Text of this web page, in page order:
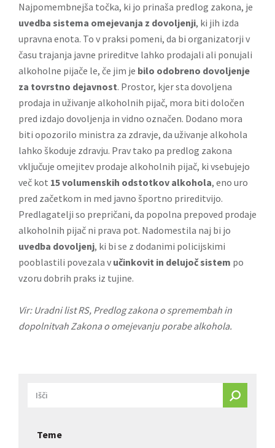
Najpomembnejša točka, ki jo prinaša predlog zakona, je
uvedba sistema omejevanja z dovoljenji, ki jih izda
upravna enota. To v praksi pomeni, da bi organizatorji v
času trajanja javne prireditve lahko prodajali ali ponujali
alkoholne pijače le, če jim je bilo odobreno dovoljenje
za tovrstno dejavnost. Prostor, kjer sta dovoljena
prodaja in uživanje alkoholnih pijač, mora biti določen
pred izdajo dovoljenja in vidno označen. Dodano mora
biti opozorilo ministra za zdravje, da uživanje alkohola
lahko škoduje zdravju. Prav tako pa predlog zakona
vključuje omejitev prodaje alkoholnih pijač, ki vsebujejo
več kot 15 volumenskih odstotkov alkohola, eno uro
pred začetkom in med javno športno prireditvijo.
Predlagatelji so prepričani, da popolna prepoved prodaje
alkoholnih pijač ni prava pot. Nadomestila naj bi jo
uvedba dovoljenj, ki bi se z dodanimi policijskimi
pooblastili povezala v učinkovit in delujoč sistem po
vzoru dobrih praks iz tujine.
Vir: Uradni list RS, Predlog zakona o spremembah in
dopolnitvah Zakona o omejevanju porabe alkohola.
Teme